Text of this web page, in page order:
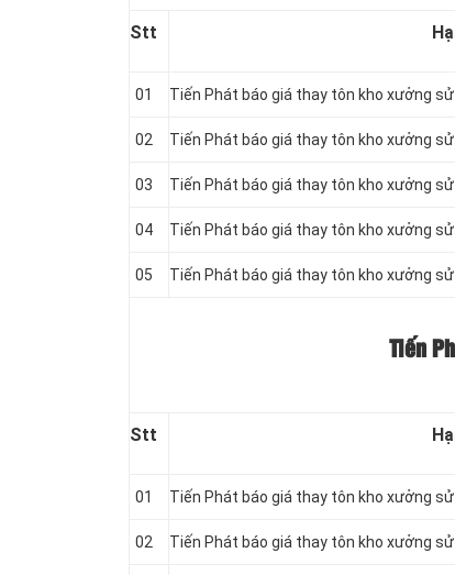
Stt
01 Tiến Phát báo giá thay tôn kho xưởng
02 Tiến Phát báo giá thay tôn kho xưởng
03 Tiến Phát báo giá thay tôn kho xưởng
04 Tiến Phát báo giá thay tôn kho xưởng
05 Tiến Phát báo giá thay tôn kho xưởng
Tiến
Stt
01 Tiến Phát báo giá thay tôn kho xưởng
02 Tiến Phát báo giá thay tôn kho xưởng